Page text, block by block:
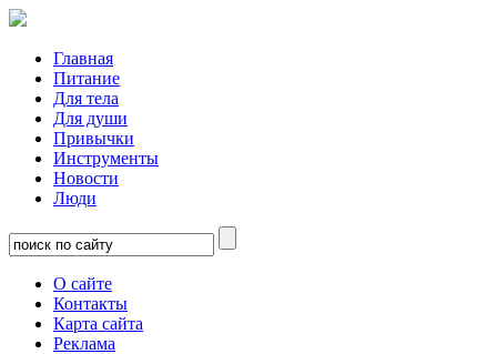
Главная
Питание
Для тела
Для души
Привычки
Инструменты
Новости
Люди
О сайте
Контакты
Карта сайта
Реклама